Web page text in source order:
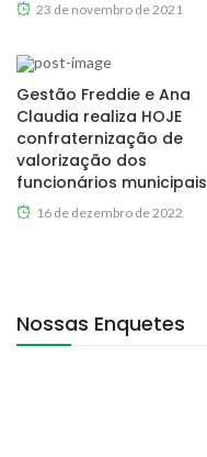
23 de novembro de 2021
Gestão Freddie e Ana
Claudia realiza HOJE
confraternização de
valorização dos
funcionários municipais
16 de dezembro de 2022
Nossas Enquetes